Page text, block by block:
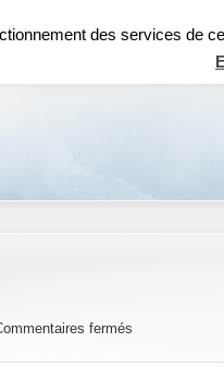
SEO
fermés
des services de